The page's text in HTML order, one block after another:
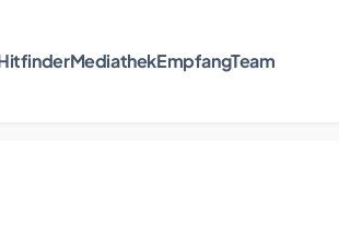
MediathekEmpfangTeam